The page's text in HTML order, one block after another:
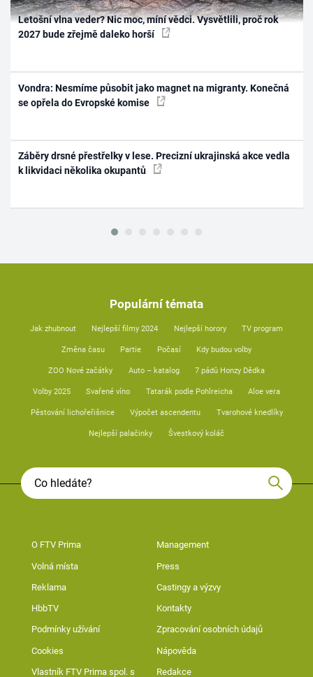
Letošní vlna veder? Nic moc, míní vědci. Vysvětlili, proč rok
2027 bude zřejmě daleko horší
Vondra: Nesmíme působit jako magnet na migranty. Konečná
se opřela do Evropské komise
Záběry drsné přestřelky v lese. Precizní ukrajinská akce vedla
k likvidaci několika okupantů
Populární témata
Jak zhubnout Nejlepší filmy 2024 Nejlepší horory TV program
Změna času Partie Počasí Kdy budou volby
ZOO Nové začátky Auto – katalog 7 pádů Honzy Dědka
Volby 2025 Svařené víno Tatarák podle Pohlreicha Aloe vera
Pěstování lichořeřišnice Výpočet ascendentu Tvarohové knedlíky
Nejlepší palačinky Švestkový koláč
O FTV Prima Management
Volná místa Press
Reklama Castingy a výzvy
HbbTV Kontakty
Podmínky užívání Zpracování osobních údajů
Cookies Nápověda
Vlastník FTV Prima spol. s Redakce